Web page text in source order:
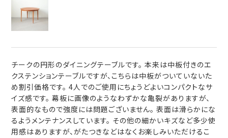
チークの円形のダイニングテーブルです。 本来は中板付きのエ
クステンションテーブルですが、こちらは中板がついていないた
め割引価格です。 4人でのご使用にちょうどよいコンパクトなサ
イズ感です。 幕板に画像のようなわずかな亀裂がありますが、
表面的なもので強度には問題ございません。 表面は滑らかにな
るようメンテナンスしています。 その他の細かいキズなど多少使
用感はありますが、がたつきなどはなくお楽しみいただけるこ